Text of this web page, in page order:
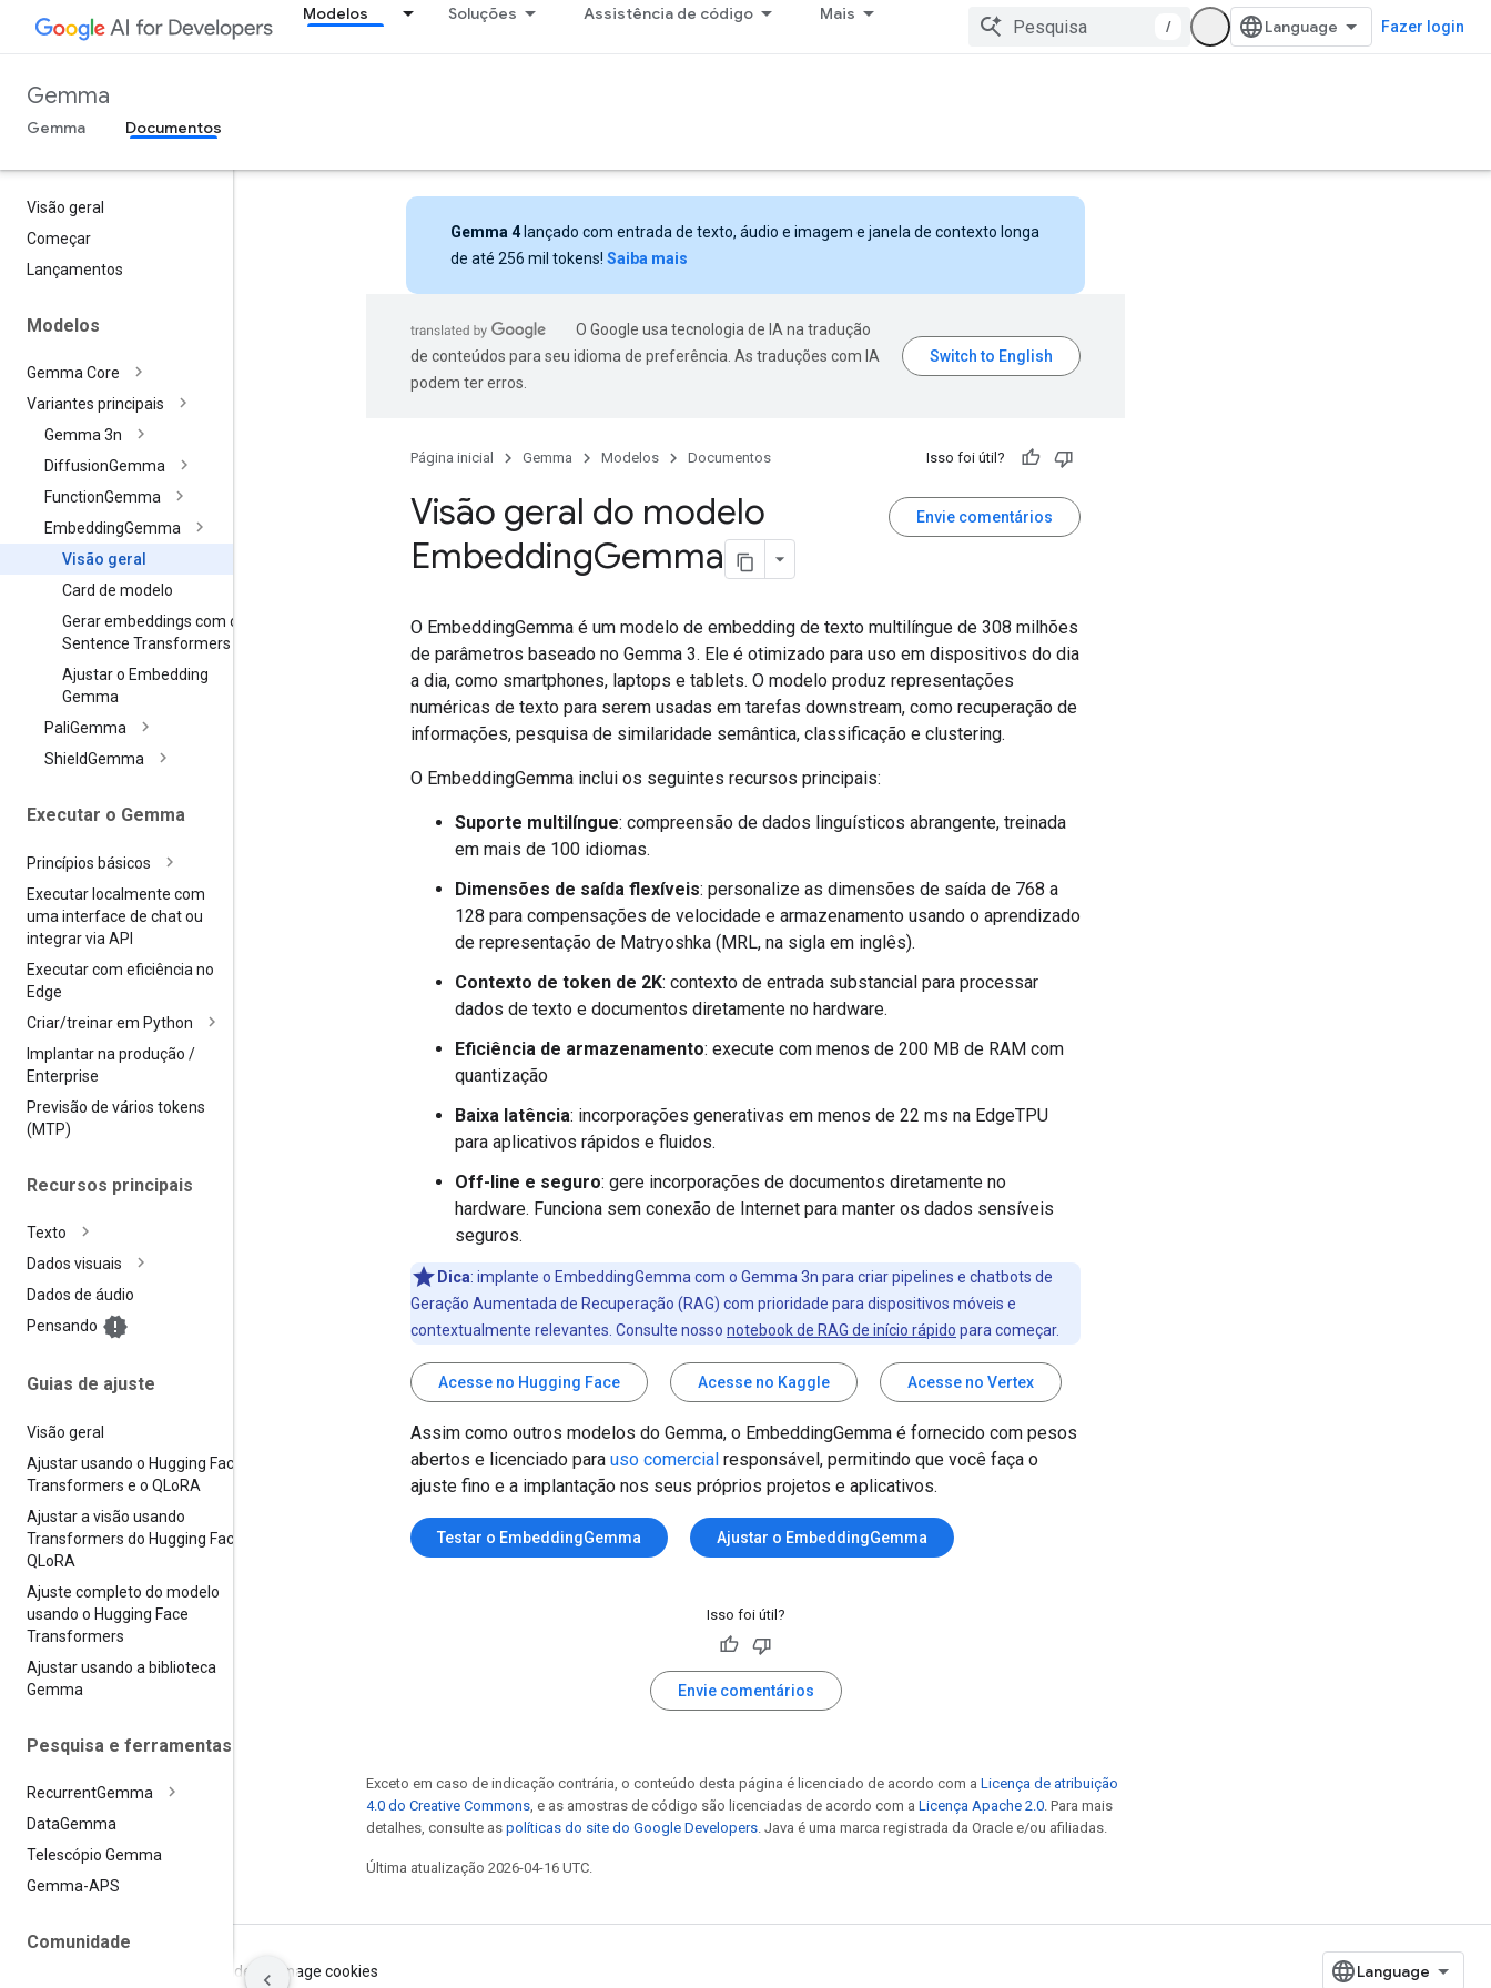
Modelos Soluções Assistência de código Mais
/ Fazer login
Gemma
Gemma Documentos
Visão geral
Começar
Lançamentos
Modelos
Gemma Core
Variantes principais
Gemma 3n
DiffusionGemma
FunctionGemma
EmbeddingGemma
Visão geral
Card de modelo
Gerar embeddings com o
Sentence Transformers
Ajustar o Embedding
Gemma
PaliGemma
ShieldGemma
Executar o Gemma
Princípios básicos
Executar localmente com
uma interface de chat ou
integrar via API
Executar com eficiência no
Edge
Criar/treinar em Python
Implantar na produção /
Enterprise
Previsão de vários tokens
(MTP)
Recursos principais
Texto
Dados visuais
Dados de áudio
Pensando
Guias de ajuste
Visão geral
Ajustar usando o Hugging Face
Transformers e o QLoRA
Ajustar a visão usando
Transformers do Hugging Face e
QLoRA
Ajuste completo do modelo
usando o Hugging Face
Transformers
Ajustar usando a biblioteca
Gemma
Pesquisa e ferramentas
RecurrentGemma
DataGemma
Telescópio Gemma
Gemma-APS
Comunidade
Gemma 4 lançado com entrada de texto, áudio e imagem e janela de contexto longa
de até 256 mil tokens! Saiba mais
O Google usa tecnologia de IA na tradução
de conteúdos para seu idioma de preferência. As traduções com IA
podem ter erros.
Página inicial Gemma Modelos Documentos Isso foi útil?
Envie comentários
Visão geral do modelo
EmbeddingGemma
O EmbeddingGemma é um modelo de embedding de texto multilíngue de 308 milhões
de parâmetros baseado no Gemma 3. Ele é otimizado para uso em dispositivos do dia
a dia, como smartphones, laptops e tablets. O modelo produz representações
numéricas de texto para serem usadas em tarefas downstream, como recuperação de
informações, pesquisa de similaridade semântica, classificação e clustering.
O EmbeddingGemma inclui os seguintes recursos principais:
Suporte multilíngue: compreensão de dados linguísticos abrangente, treinada
em mais de 100 idiomas.
Dimensões de saída flexíveis: personalize as dimensões de saída de 768 a
128 para compensações de velocidade e armazenamento usando o aprendizado
de representação de Matryoshka (MRL, na sigla em inglês).
Contexto de token de 2K: contexto de entrada substancial para processar
dados de texto e documentos diretamente no hardware.
Eficiência de armazenamento: execute com menos de 200 MB de RAM com
quantização
Baixa latência: incorporações generativas em menos de 22 ms na EdgeTPU
para aplicativos rápidos e fluidos.
Off-line e seguro: gere incorporações de documentos diretamente no
hardware. Funciona sem conexão de Internet para manter os dados sensíveis
seguros.
Dica: implante o EmbeddingGemma com o Gemma 3n para criar pipelines e chatbots de
Geração Aumentada de Recuperação (RAG) com prioridade para dispositivos móveis e
contextualmente relevantes. Consulte nosso notebook de RAG de início rápido para começar.
Acesse no Hugging Face Acesse no Kaggle Acesse no Vertex
Assim como outros modelos do Gemma, o EmbeddingGemma é fornecido com pesos
abertos e licenciado para uso comercial responsável, permitindo que você faça o
ajuste fino e a implantação nos seus próprios projetos e aplicativos.
Testar o EmbeddingGemma Ajustar o EmbeddingGemma
Isso foi útil?
Envie comentários
Exceto em caso de indicação contrária, o conteúdo desta página é licenciado de acordo com a Licença de atribuição
4.0 do Creative Commons , e as amostras de código são licenciadas de acordo com a Licença Apache 2.0 . Para mais
detalhes, consulte as políticas do site do Google Developers . Java é uma marca registrada da Oracle e/ou afiliadas.
Última atualização 2026-04-16 UTC.
Privacidade Manage cookies